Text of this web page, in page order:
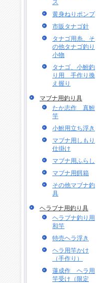
ス
黄身ねりポンプ
市販タナゴ針
タナゴ用糸、そ
の他タナゴ釣り
小物
タナゴ、小鮒釣
り用 手作り換
え握り
マブナ用釣り具
たか志作 真鮒
竿
小鮒用立ち浮き
マブナ用しもり
仕掛け
マブナ用ふらし
マブナ用餌箱
その他マブナ釣
具
ヘラブナ用釣り具
ヘラブナ釣り用
和竿
特売ヘラ浮き
ヘラ用竿かけ
（手作り）
蓮成作 ヘラ用
竿受け（限定